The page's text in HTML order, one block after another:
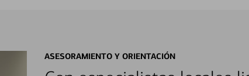
ASESORAMIENTO Y ORIENTACIÓN